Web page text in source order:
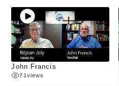
John Francis
71 views